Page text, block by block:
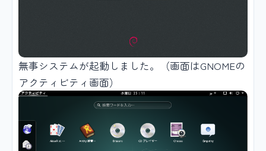
無事システムが起動しました。（画面はGNOMEの
アクティビティ画面）